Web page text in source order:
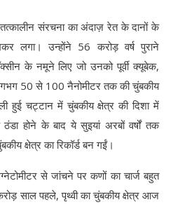
संरचना का अंदाज़ रेत के दानों के
लगा। उन्होंने 56 करोड़ वर्ष पुराने
के नमूने लिए जो उनको पूर्वी क्यूबेक,
50 से 100 नैनोमीटर तक की चुंबकीय
हुई चट्टान में चुंबकीय क्षेत्र की दिशा में
होने के बाद ये सुइयां अरबों वर्षों तक
क्षेत्र का रिकॉर्ड बन गईं।
से जांचने पर कणों का चार्ज बहुत
साल पहले, पृथ्वी का चुंबकीय क्षेत्र आज